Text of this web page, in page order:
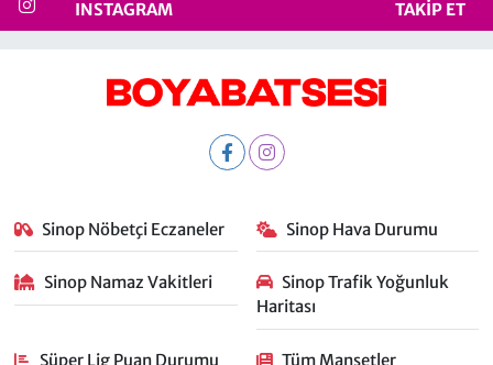
INSTAGRAM TAKIP ET
Sinop Nöbetçi Eczaneler Sinop Hava Durumu
Sinop Namaz Vakitleri
Sinop Trafik Yoğunluk
Haritası
Süper Lig Puan Durumu Tüm Manşetler